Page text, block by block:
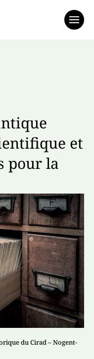
et
pour la
du Cirad – Nogent-